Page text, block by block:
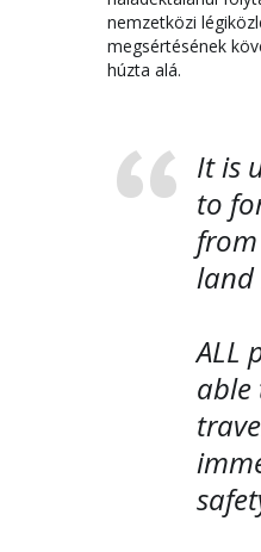
nemzetközi
megsértésének
húzta alá.
It is
to
land
ALL
able